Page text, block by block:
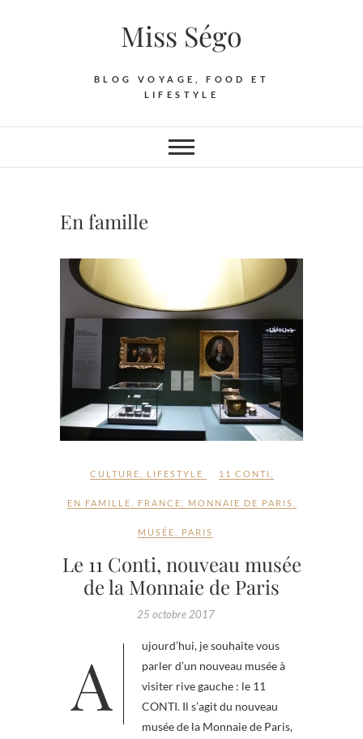
Miss Ségo
BLOG VOYAGE, FOOD ET
LIFESTYLE
En famille
CULTURE LIFESTYLE 11 CONTI
EN FAMILLE FRANCE MONNAIE DE PARIS
MUSÉE PARIS
Le 11 Conti, nouveau musée
de la Monnaie de Paris
25 octobre 2017
Aujourd’hui, je souhaite vous
parler d’un nouveau musée à
visiter rive gauche : le 11
CONTI. Il s’agit du nouveau
musée de la Monnaie de Paris,